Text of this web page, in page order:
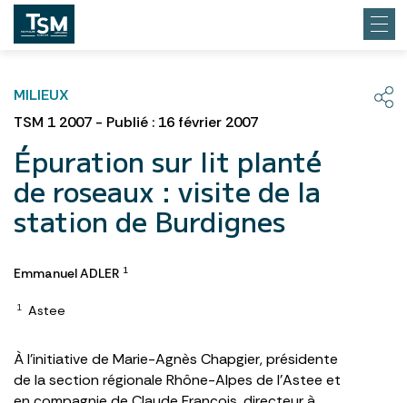
MILIEUX
TSM 1 2007 - Publié : 16 février 2007
Épuration sur lit planté
de roseaux : visite de la
station de Burdignes
Emmanuel ADLER 1
1 Astee
À l’initiative de Marie-Agnès Chapgier, présidente
de la section régionale Rhône-Alpes de l’Astee et